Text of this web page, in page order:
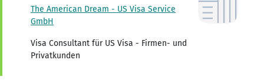
The American Dream - US Visa Service
GmbH
Visa Consultant für US Visa - Firmen- und
Privatkunden